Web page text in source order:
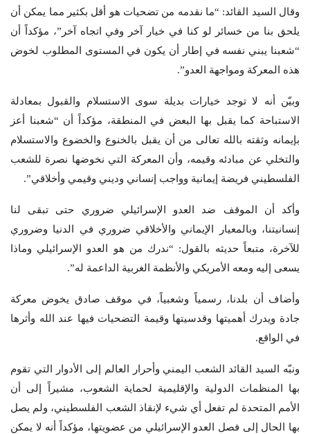
وقال السيد القائد: “ما نقدمه من تضحيات هو أقل بكثير مما يمكن أن
يلحق بنا من خسائر لو كنا في خيار آخر وفي اتجاه آخر”، مؤكداً أن
“شعبنا يبني نفسه في إطار أن يكون في المستوى المطلوب لخوض
هذه المعركة ومواجهة العدو”.
وبيّن أنه لا توجد خيارات بديلة سوى الاستسلام والقبول بمعادلة
الاستباحة كما يقبل بها البعض في المنطقة، مؤكداً أن “شعبنا أعز
بإيمانه وثقته بالله تعالى من أن يقبل بالخنوع والخضوع والاستسلام
والتخلي عن مبادئه وقيمه، وأن المعركة التي نخوضها نصرة للشعب
الفلسطيني فريضة إيمانية وواجب إنساني وديني وقيمي وأخلاقي”.
وأكد أن الموقف ضد العدو الإسرائيلي ضروري حتى تبقى لنا
إنسانيتنا، وبالمعيار الإيماني والأخلاقي ضروري في الدنيا وضروري
للآخرة، متبعاً حديثه بالقول: “ندرك من هو العدو الإسرائيلي وماذا
يسعى إليه ومعه الأمريكي والأنظمة الغربية الداعمة له”.
وأضاف أن بلدنا، رسمياً وشعبياً، في موقف صادق يخوض معركة
جادة ويدرك أهميتها وقدسيتها وقيمة التضحيات فيها عند الله وأثرها
في الواقع.
ونبّه السيد القائد الشعب اليمني وأحرار العالم إلى الأدوار التي تقوم
بها المنظمات الدولية والإقليمية لحماية الشعوب، مشيراً إلى أن
الأمم المتحدة لم تفعل أي شيء لإنقاذ الشعب الفلسطيني، ولم يصل
بها الحال إلى فصل العدو الإسرائيلي من عضويتها، مؤكداً أنه لا يمكن